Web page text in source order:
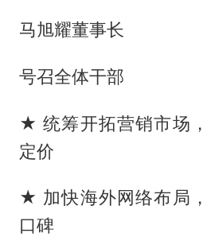
马旭耀董事长
号召全体干部
★ 统筹开拓营销市场
定价
★ 加快海外网络布局
口碑